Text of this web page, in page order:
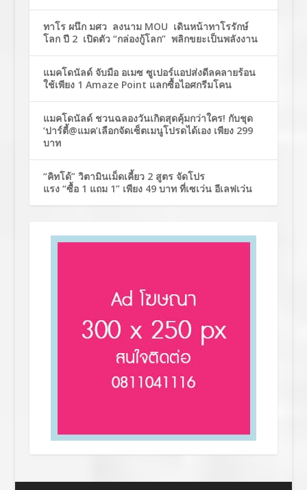
ทาโร ผนึก มศว ลงนาม MOU เดินหน้าทาโรรักษ์
โลก ปี 2 เปิดตัว “กล่องกู้โลก” พลิกขยะเป็นพลังงาน
แมคโดนัลด์ จับมือ อเมซ ซูเปอร์แอปส่งดีลคลายร้อน
ใช้เพียง 1 Amaze Point แลกซื้อไอศกรีมโคน
แมคโดนัลด์ ชวนฉลองวันเกิดสุดคุ้มกว่าใคร! กับชุด
‘ปาร์ตี้@แมค’เลือกจัดเซ็ตเมนูโปรดได้เอง เพียง 299
บาท
“คิทโด้” วิตามินเม็ดเคี้ยว 2 สูตร จัดโปร
แรง “ซื้อ 1 แถม 1” เพียง 49 บาท ที่เซเว่น อีเลฟเว่น